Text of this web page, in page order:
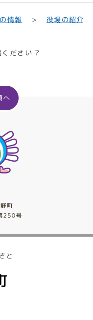
情報 役場の紹介
ださい ?
と